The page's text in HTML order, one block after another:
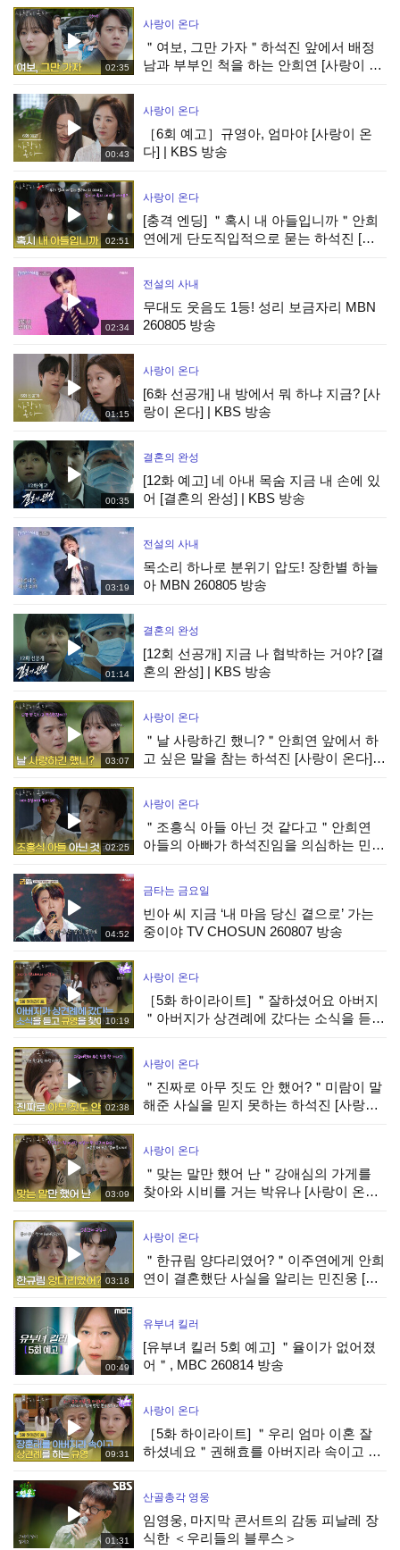
02:35
사랑이 온다
＂여보, 그만 가자＂하석진 앞에서 배정
남과 부부인 척을 하는 안희연 [사랑이 온
00:43
사랑이 온다
［6회 예고］규영아, 엄마야 [사랑이 온
다] | KBS 방송
02:51
사랑이 온다
[충격 엔딩] ＂혹시 내 아들입니까＂안희
연에게 단도직입적으로 묻는 하석진 [사
02:34
전설의 사내
무대도 웃음도 1등! 성리 보금자리 MBN
260805 방송
01:15
사랑이 온다
[6화 선공개] 내 방에서 뭐 하냐 지금? [사
랑이 온다] | KBS 방송
00:35
결혼의 완성
[12화 예고] 네 아내 목숨 지금 내 손에 있
어 [결혼의 완성] | KBS 방송
03:19
전설의 사내
목소리 하나로 분위기 압도! 장한별 하늘
아 MBN 260805 방송
01:14
결혼의 완성
[12회 선공개] 지금 나 협박하는 거야? [결
혼의 완성] | KBS 방송
03:07
사랑이 온다
＂날 사랑하긴 했니?＂안희연 앞에서 하
고 싶은 말을 참는 하석진 [사랑이 온다] |
02:25
사랑이 온다
＂조흥식 아들 아닌 것 같다고＂안희연
아들의 아빠가 하석진임을 의심하는 민진
04:52
금타는 금요일
빈아 씨 지금 ‘내 마음 당신 곁으로’ 가는
중이야 TV CHOSUN 260807 방송
10:19
사랑이 온다
［5화 하이라이트] ＂잘하셨어요 아버지
＂아버지가 상견례에 갔다는 소식을 듣고
02:38
사랑이 온다
＂진짜로 아무 짓도 안 했어?＂미람이 말
해준 사실을 믿지 못하는 하석진 [사랑이
03:09
사랑이 온다
＂맞는 말만 했어 난＂강애심의 가게를
찾아와 시비를 거는 박유나 [사랑이 온다]
03:18
사랑이 온다
＂한규림 양다리였어?＂이주연에게 안희
연이 결혼했단 사실을 알리는 민진웅 [사
00:49
유부녀 킬러
[유부녀 킬러 5회 예고] ＂율이가 없어졌
어＂, MBC 260814 방송
09:31
사랑이 온다
［5화 하이라이트] ＂우리 엄마 이혼 잘
하셨네요＂권해효를 아버지라 속이고 상
01:31
산골총각 영웅
임영웅, 마지막 콘서트의 감동 피날레 장
식한 ＜우리들의 블루스＞